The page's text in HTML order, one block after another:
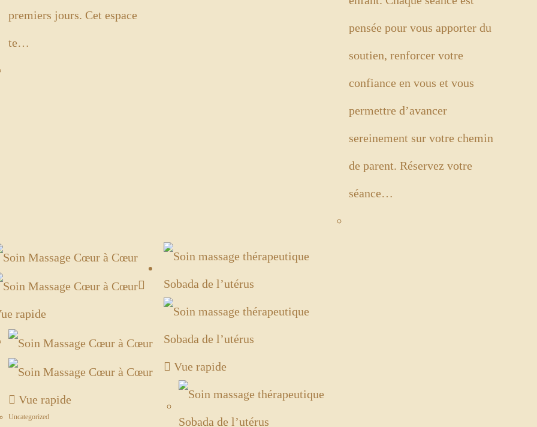
premiers jours. Cet espace
te…
pensée pour vous apporter du
soutien, renforcer votre
confiance en vous et vous
permettre d’avancer
sereinement sur votre chemin
de parent. Réservez votre
séance…
rapide
Vue rapide
Uncategorized
Vue rapide